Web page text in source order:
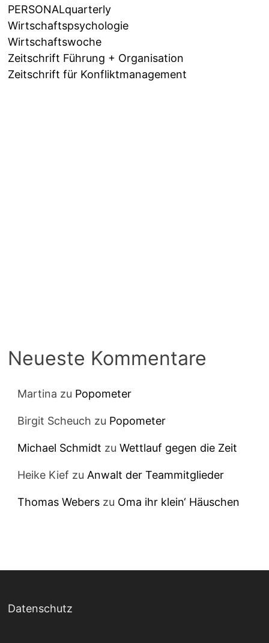
PERSONALquarterly
Wirtschaftspsychologie
Wirtschaftswoche
Zeitschrift Führung + Organisation
Zeitschrift für Konfliktmanagement
Neueste Kommentare
Martina zu Popometer
Birgit Scheuch zu Popometer
Michael Schmidt zuWettlauf gegen die Zeit
Heike Kief zu Anwalt der Teammitglieder
Thomas Webers zu Oma ihr klein‘ Häuschen
Datenschutz